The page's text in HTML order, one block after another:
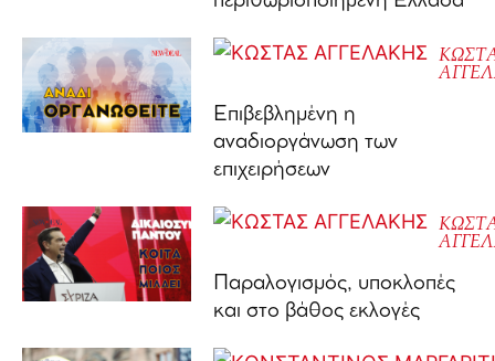
Επιβεβλημένη η
αναδιοργάνωση των
επιχειρήσεων
Παραλογισμός, υποκλοπές
και στο βάθος εκλογές